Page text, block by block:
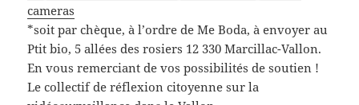
cameras
*soit par chèque, à l’ordre de Me Boda, à envoyer au
Ptit bio, 5 allées des rosiers 12 330 Marcillac-Vallon.
En vous remerciant de vos possibilités de soutien !
Le collectif de réflexion citoyenne sur la